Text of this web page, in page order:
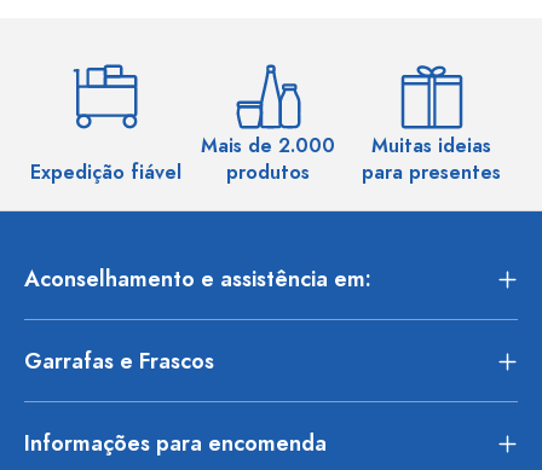
Expedição fiável
Mais de 2.000
produtos
Muitas ideias
para presentes
Aconselhamento e assistência em:
Garrafas e Frascos
Informações para encomenda